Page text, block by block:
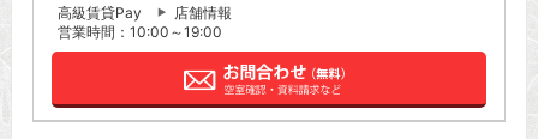
高級賃貸Pay
店舗情報
営業時間：10:00～19:00